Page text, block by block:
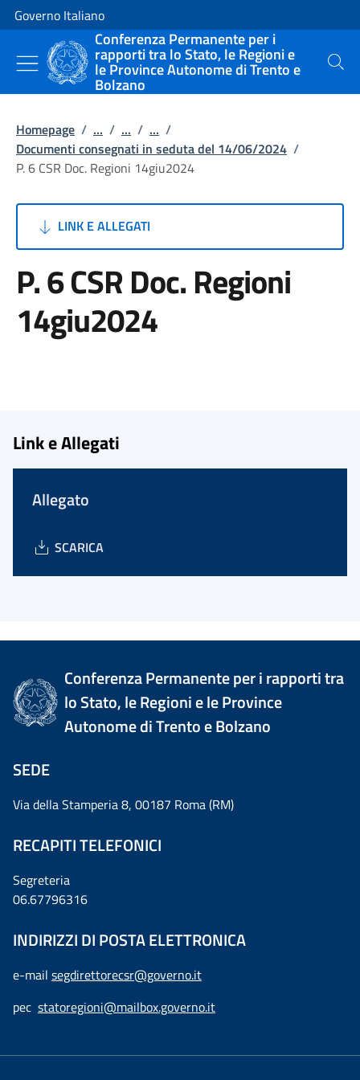
Vai al contenuto
Vai alla navigazione del sito
Governo Italiano
Conferenza Permanente per i
rapporti tra lo Stato, le Regioni e
le Province Autonome di Trento e
Bolzano
Cerca
Homepage / ... / ... / ... /
Documenti consegnati in seduta del 14/06/2024 /
P. 6 CSR Doc. Regioni 14giu2024
LINK E ALLEGATI
P. 6 CSR Doc. Regioni
14giu2024
Link e Allegati
Allegato
SCARICA
Conferenza Permanente per i rapporti tra
lo Stato, le Regioni e le Province
Autonome di Trento e Bolzano
SEDE
Via della Stamperia 8, 00187 Roma (RM)
RECAPITI TELEFONICI
Segreteria
06.67796316
INDIRIZZI DI POSTA ELETTRONICA
e-mail segdirettorecsr@governo.it
pec statoregioni@mailbox.governo.it